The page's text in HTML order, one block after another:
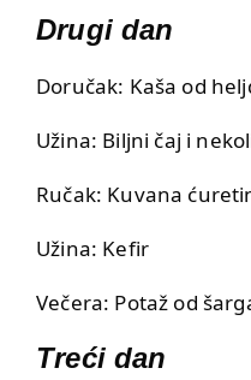
Drugi dan
Doručak: Kaša od
Užina: Biljni čaj i
Ručak: Kuvana
Užina: Kefir
Večera: Potaž od
Treći dan